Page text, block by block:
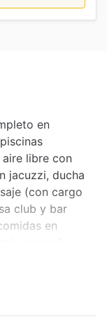
en
libre con
jacuzzi, ducha
(con cargo
club y bar
en
en